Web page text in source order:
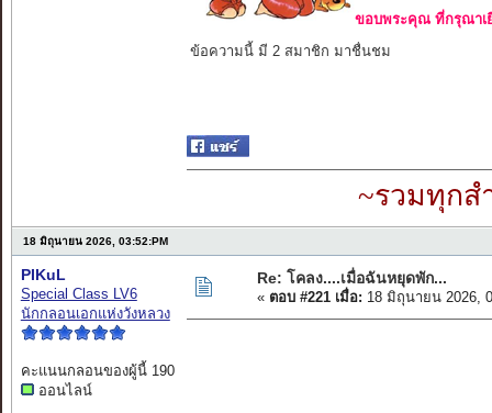
ขอบพระคุณ ที่กรุณาเ
ข้อความนี้ มี 2 สมาชิก มาชื่นชม
~รวมทุกส
18 มิถุนายน 2026, 03:52:PM
PIKuL
Special Class LV6
นักกลอนเอกแห่งวังหลวง
คะแนนกลอนของผู้นี้ 190
ออนไลน์
Re: โคลง....เมื่อฉันหยุดพัก...
« ตอบ #221 เมื่อ: 18 มิถุนายน 2026,